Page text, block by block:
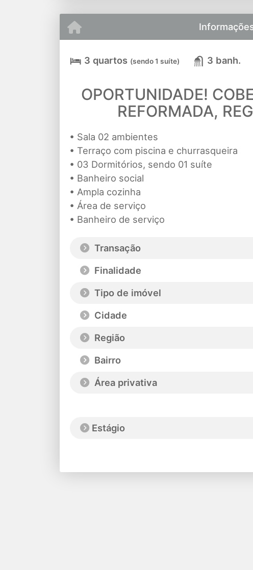
3 quartos (sendo 1 suíte) 3 banh.
OPORTUNIDADE!
REFORMADA,
• Sala 02 ambientes
• Terraço com piscina e churrasqueira
• 03 Dormitórios, sendo 01 suíte
• Banheiro social
• Ampla cozinha
• Área de serviço
• Banheiro de serviço
Transação
Finalidade
Tipo de imóvel
Cidade
Região
Bairro
Área privativa
Estágio